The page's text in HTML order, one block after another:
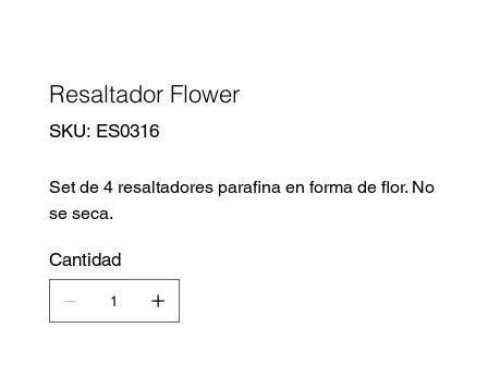
Resaltador Flower
SKU: SKU
ES0316
ES0316
Set de 4 resaltadores parafina en forma de flor. No
se seca.
Cantidad